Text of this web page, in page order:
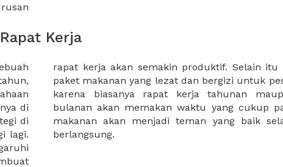
Rapat Kerja
di
di
lagi.
juga
kerja
berlangsung.